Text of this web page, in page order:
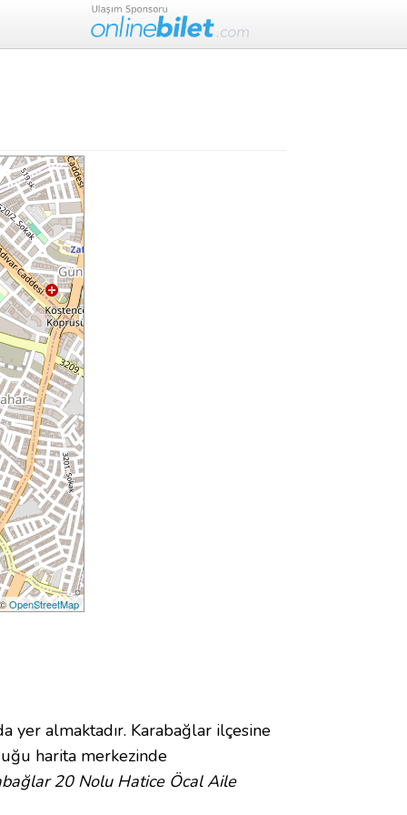
OpenStreetMap
almaktadır. Karabağlar ilçesine
harita merkezinde
20 Nolu Hatice Öcal Aile